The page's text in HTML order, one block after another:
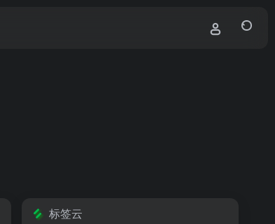
标签云